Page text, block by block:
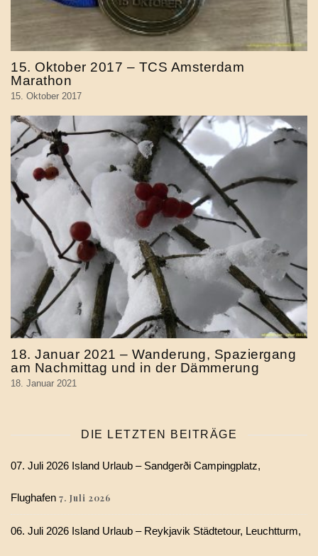
15. Oktober 2017 – TCS Amsterdam
Marathon
15. Oktober 2017
18. Januar 2021 – Wanderung, Spaziergang
am Nachmittag und in der Dämmerung
18. Januar 2021
DIE LETZTEN BEITRÄGE
07. Juli 2026 Island Urlaub – Sandgerði Campingplatz,
Flughafen 7. Juli 2026
06. Juli 2026 Island Urlaub – Reykjavik Städtetour, Leuchtturm,